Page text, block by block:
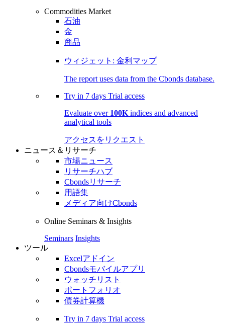
Commodities Market
石油
金
商品
ウィジェット: 金利マップ
The report uses data from the Cbonds database.
Try in 7 days Trial access
Evaluate over 100K indices and advanced
analytical tools
アクセスをリクエスト
ニュース＆リサーチ
市場ニュース
リサーチハブ
Cbondsリサーチ
用語集
メディア向けCbonds
Online Seminars & Insights
Seminars Insights
ツール
Excelアドイン
Cbondsモバイルアプリ
ウォッチリスト
ポートフォリオ
債券計算機
Try in 7 days Trial access